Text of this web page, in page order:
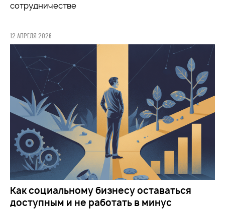
сотрудничестве
12 АПРЕЛЯ 2026
Как социальному бизнесу оставаться
доступным и не работать в минус